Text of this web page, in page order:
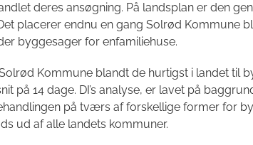
deres ansøgning. På landsplan er den
placerer endnu en gang Solrød Kommune
byggesager for enfamiliehuse.
Kommune blandt de hurtigst i landet til
på 14 dage. DI’s analyse, er lavet på
på tværs af forskellige former for
ud af alle landets kommuner.